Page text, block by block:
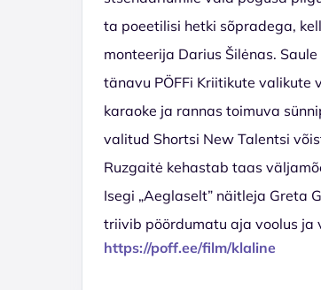
ta poeetilisi hetki sõpradega,
monteerija Darius Šilėnas.
tänavu PÖFFi Kriitikute valikute
karaoke ja rannas toimuva
valitud Shortsi New Talentsi
Ruzgaitė kehastab taas
Isegi „Aeglaselt” näitleja Greta
triivib pöördumatu aja voolus ja
https://poff.ee/film/klaline